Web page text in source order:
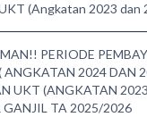
(Angkatan 2023 dan
PERIODE
ANGKATAN 2024 DAN
UKT (ANGKATAN
GANJIL TA 2025/2026